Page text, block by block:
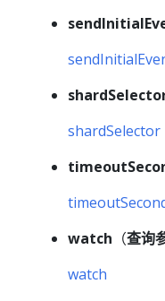
shardSelector
watch （查询
watch